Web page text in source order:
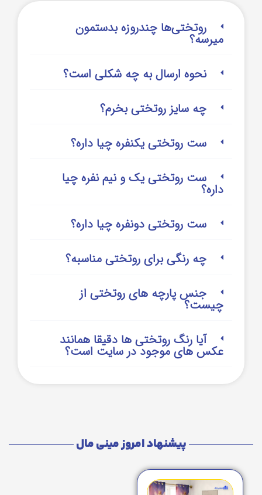
روتختی‌‌ها چندروزه بدستمون
میرسه؟
نحوه ارسال به چه شکلی است؟
چه سایز روتختی بخرم؟
ست روتختی یکنفره چیا داره؟
ست روتختی یک و نیم نفره چیا
داره؟
ست روتختی دونفره چیا داره؟
چه رنگی برای روتختی مناسبه؟
جنس پارچه های روتختی از
چیست؟
آیا رنگ روتختی ها دقیقا همانند
عکس های موجود در سایت است؟
پیشنهاد امروز مینی مال